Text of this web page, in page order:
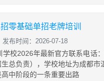
零基础单招老牌培训
发布时间：2026-07-18
学校2026年最新官方联系电话
总负责），学校地址为成都市
中阶段的一条重要出路